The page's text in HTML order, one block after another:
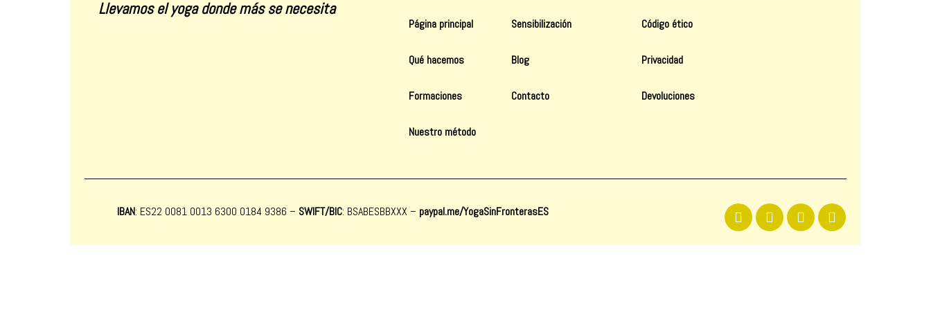
Llevamos el yoga donde más se necesita
Página principal
Qué hacemos
Formaciones
Nuestro método
Sensibilización
Blog
Contacto
Código ético
Privacidad
Devoluciones
IBAN: ES22 0081 0013 6300 0184 9386 – SWIFT/BIC: BSABESBBXXX – paypal.me/YogaSinFronterasES